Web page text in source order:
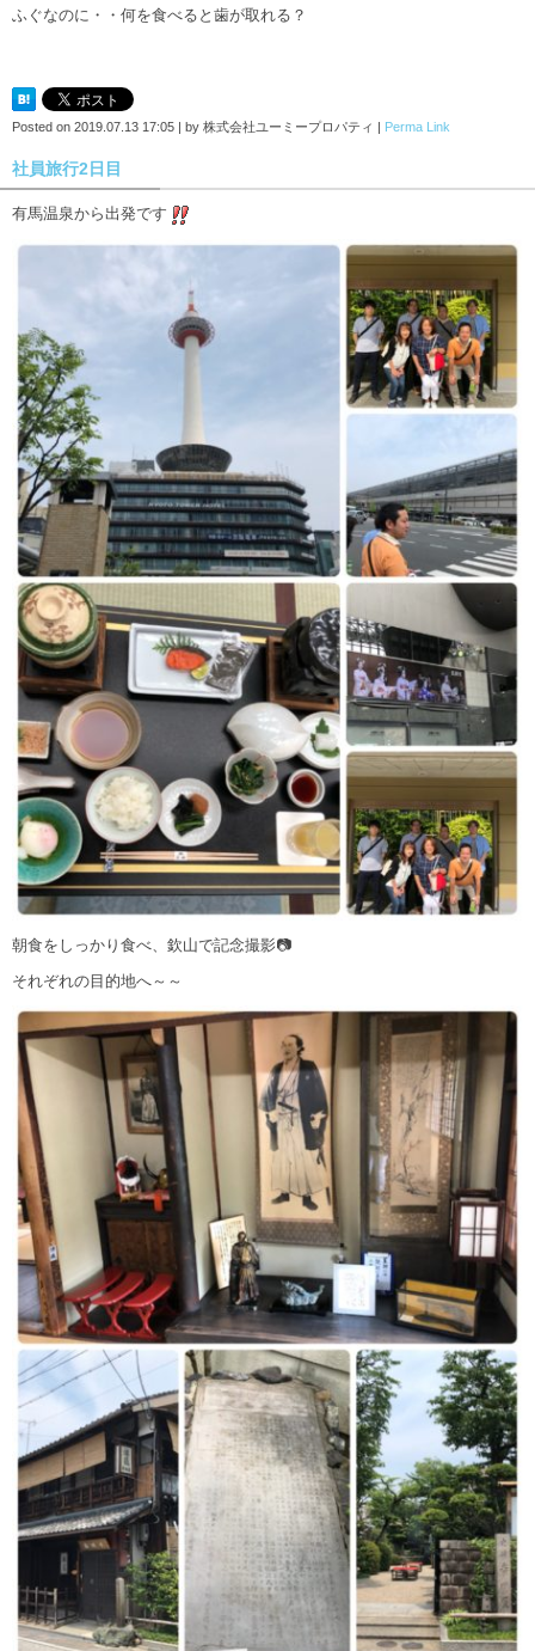
ふぐなのに・・何を食べると歯が取れる？
Posted on 2019.07.13 17:05 | by 株式会社ユーミープロパティ | Perma Link
社員旅行2日目
有馬温泉から出発です
朝食をしっかり食べ、欽山で記念撮影📷
それぞれの目的地へ～～